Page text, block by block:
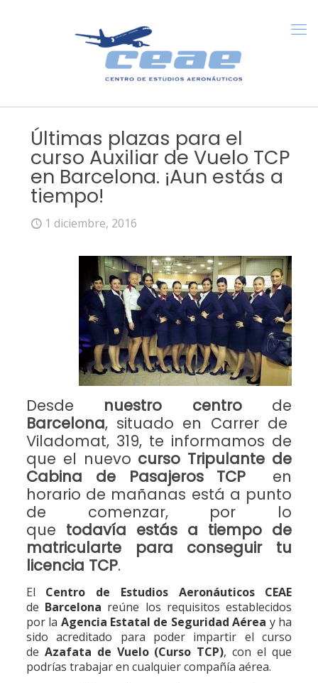
Últimas plazas para el
curso Auxiliar de Vuelo TCP
en Barcelona. ¡Aun estás a
tiempo!
1 diciembre, 2016
Desde nuestro centro de
Barcelona, situado en Carrer de
Viladomat, 319, te informamos de
que el nuevo curso Tripulante de
Cabina de Pasajeros TCP en
horario de mañanas está a punto
de comenzar, por lo
que todavía estás a tiempo de
matricularte para conseguir tu
licencia TCP.
El Centro de Estudios Aeronáuticos CEAE
de Barcelona reúne los requisitos establecidos
por la Agencia Estatal de Seguridad Aérea y ha
sido acreditado para poder impartir el curso
de Azafata de Vuelo (Curso TCP), con el que
podrías trabajar en cualquier compañía aérea.